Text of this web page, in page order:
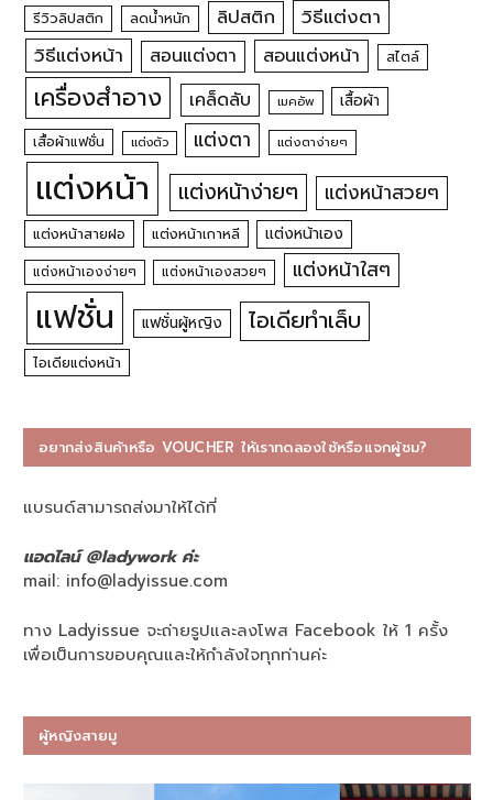
รีวิวลิปสติก ลดน้ำหนัก ลิปสติก
วิธีแต่งตา
วิธีแต่งหน้า
สอนแต่งตา สอนแต่งหน้า สไตล์
เครื่องสำอาง เคล็ดลับ เมคอัพ เสื้อผ้า
เสื้อผ้าแฟชั่น แต่งตัว แต่งตา แต่งตาง่ายๆ
แต่งหน้า แต่งหน้าง่ายๆ แต่งหน้าสวยๆ
แต่งหน้าสายฝอ แต่งหน้าเกาหลี แต่งหน้าเอง
แต่งหน้าเองง่ายๆ แต่งหน้าเองสวยๆ แต่งหน้าใสๆ
แฟชั่น แฟชั่นผู้หญิง ไอเดียทำเล็บ
ไอเดียแต่งหน้า
อยากส่งสินค้าหรือ VOUCHER ให้เราทดลองใช้หรือแจกผู้ชม?
แบรนด์สามารถส่งมาให้ได้ที่
แอดไลน์ @ladywork ค่ะ
mail: info@ladyissue.com
ทาง Ladyissue จะถ่ายรูปและลงโพส Facebook ให้ 1 ครั้ง
เพื่อเป็นการขอบคุณและให้กำลังใจทุกท่านค่ะ
ผู้หญิงสายมู